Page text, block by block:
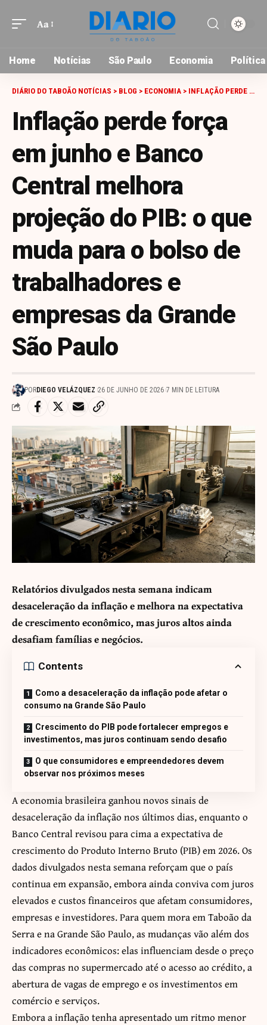
Font
Aa
Home Notícias São Paulo Economia Política
DIÁRIO DO TABOÃO NOTÍCIAS > BLOG > ECONOMIA > INFLAÇÃO PERDE FORÇA EM JUNHO E BANCO CENTRAL MELHORA PROJEÇÃO DO PIB: O QUE MUDA PARA O BOLSO DE TRABALHADORES E EMPRESAS DA GRANDE SÃO PAULO
Inflação perde força
em junho e Banco
Central melhora
projeção do PIB: o que
muda para o bolso de
trabalhadores e
empresas da Grande
São Paulo
PORDIEGO VELÁZQUEZ 26 DE JUNHO DE 2026 7 MIN DE LEITURA
Relatórios divulgados nesta semana indicam
desaceleração da inflação e melhora na expectativa
de crescimento econômico, mas juros altos ainda
desafiam famílias e negócios.
Contents
Como a desaceleração da inflação pode afetar o
consumo na Grande São Paulo
Crescimento do PIB pode fortalecer empregos e
investimentos, mas juros continuam sendo desafio
O que consumidores e empreendedores devem
observar nos próximos meses
A economia brasileira ganhou novos sinais de
desaceleração da inflação nos últimos dias, enquanto o
Banco Central revisou para cima a expectativa de
crescimento do Produto Interno Bruto (PIB) em 2026. Os
dados divulgados nesta semana reforçam que o país
continua em expansão, embora ainda conviva com juros
elevados e custos financeiros que afetam consumidores,
empresas e investidores. Para quem mora em Taboão da
Serra e na Grande São Paulo, as mudanças vão além dos
indicadores econômicos: elas influenciam desde o preço
das compras no supermercado até o acesso ao crédito, a
abertura de vagas de emprego e os investimentos em
comércio e serviços.
Embora a inflação tenha apresentado um ritmo menor